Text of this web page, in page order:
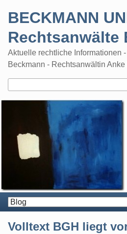
BECKMANN
Rechtsanwälte
Aktuelle rechtliche Informationen
Beckmann - Rechtsanwältin Anke
Volltext BGH liegt